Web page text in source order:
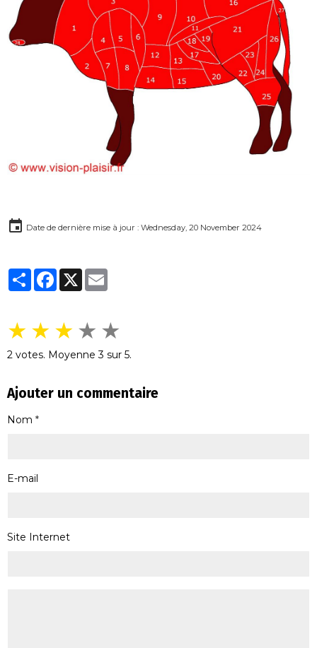
Date de dernière mise à jour : Wednesday, 20 November 2024
PartagerFacebook
X
★ ★ ★ ★ ★
2 votes. Moyenne3 sur 5.
Ajouter un commentaire
Nom
E-mail
Site Internet